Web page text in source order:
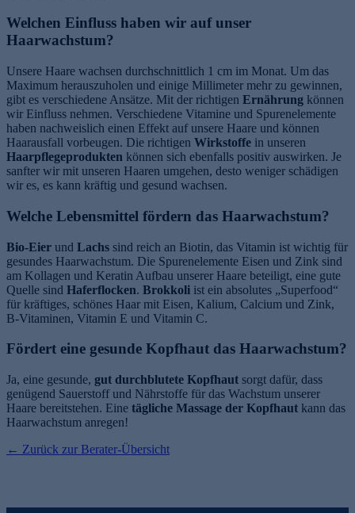
Welchen Einfluss haben wir auf unser
Haarwachstum?
Unsere Haare wachsen durchschnittlich 1 cm im Monat. Um das
Maximum herauszuholen und einige Millimeter mehr zu gewinnen,
gibt es verschiedene Ansätze. Mit der richtigen Ernährung können
wir Einfluss nehmen. Verschiedene Vitamine und Spurenelemente
haben nachweislich einen Effekt auf unsere Haare und können
Haarausfall vorbeugen. Die richtigen Wirkstoffe in unseren
Haarpflegeprodukten können sich ebenfalls positiv auswirken. Je
sanfter wir mit unseren Haaren umgehen, desto weniger schädigen
wir es, es kann kräftig und gesund wachsen.
Welche Lebensmittel fördern das Haarwachstum?
Bio-Eier und Lachs sind reich an Biotin, das Vitamin ist wichtig für
gesundes Haarwachstum. Die Spurenelemente Eisen und Zink sind
am Kollagen und Keratin Aufbau unserer Haare beteiligt, eine gute
Quelle sind Haferflocken. Brokkoli ist ein absolutes „Superfood“
für kräftiges, schönes Haar mit Eisen, Kalium, Calcium und Zink,
B-Vitaminen, Vitamin E und Vitamin C.
Fördert eine gesunde Kopfhaut das Haarwachstum?
Ja, eine gesunde, gut durchblutete Kopfhaut sorgt dafür, dass
genügend Sauerstoff und Nährstoffe für das Wachstum unserer
Haare bereitstehen. Eine tägliche Massage der Kopfhaut kann das
Haarwachstum anregen!
← Zurück zur Berater-Übersicht